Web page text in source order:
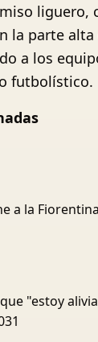
liguero,
la parte
a los
futbolístico.
a la
"estoy